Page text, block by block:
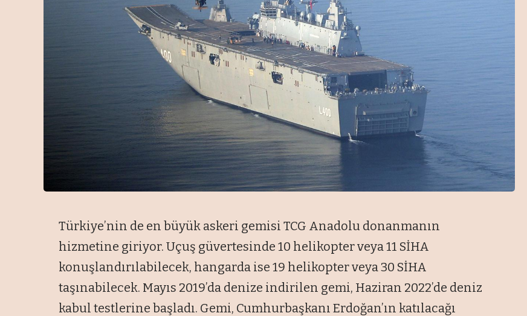
Türkiye’nin de en büyük askeri gemisi TCG Anadolu donanmanın
hizmetine giriyor. Uçuş güvertesinde 10 helikopter veya 11 SİHA
konuşlandırılabilecek, hangarda ise 19 helikopter veya 30 SİHA
taşınabilecek. Mayıs 2019’da denize indirilen gemi, Haziran 2022’de deniz
kabul testlerine başladı. Gemi, Cumhurbaşkanı Erdoğan’ın katılacağı